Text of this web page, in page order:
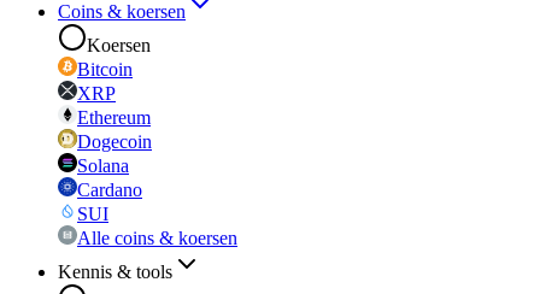
Coins & koersen
Koersen
Bitcoin
XRP
Ethereum
Dogecoin
Solana
Cardano
SUI
Alle coins & koersen
Kennis & tools